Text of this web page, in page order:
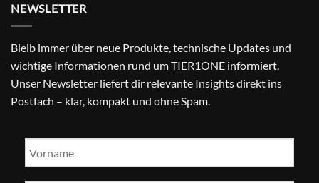
NEWSLETTER
Bleib immer über neue Produkte, technische Updates und
wichtige Informationen rund um TIER1ONE informiert.
Unser Newsletter liefert dir relevante Insights direkt ins
Postfach – klar, kompakt und ohne Spam.